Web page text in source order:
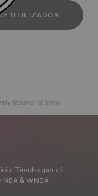
UTILIZADOR
Round 19.5mm
Timekeeper of
NBA & WNBA